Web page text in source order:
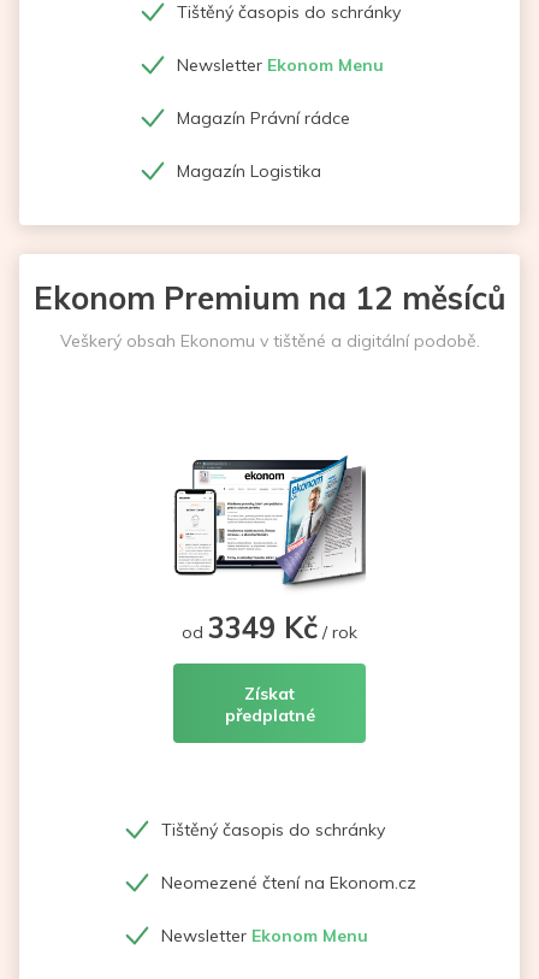
Tištěný časopis do schránky
Newsletter Ekonom Menu
Magazín Právní rádce
Magazín Logistika
Ekonom Premium na 12 měsíců
Veškerý obsah Ekonomu v tištěné a digitální podobě.
od 3349 Kč / rok
Získat
předplatné
Tištěný časopis do schránky
Neomezené čtení na Ekonom.cz
Newsletter Ekonom Menu